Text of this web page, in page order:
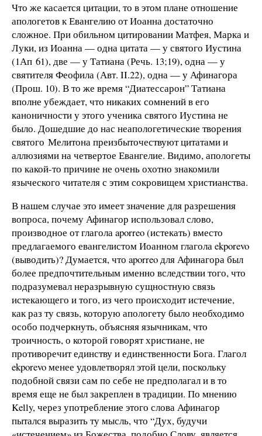
Что же касается цитации, то в этом плане отношение
апологетов к Евангелию от Иоанна достаточно
сложное. При обильном цитировании Матфея, Марка и
Луки, из Иоанна — одна цитата — у святого Иустина
(1Ап 61), две — у Татиана (Речь. 13;19), одна — у
святителя Феофила (Авт. II.22), одна — у Афинагора
(Прош. 10). В то же время “Диатессарон” Татиана
вполне убеждает, что никаких сомнений в его
каноничности у этого ученика святого Иустина не
было. Дошедшие до нас неапологетические творения
святого Мелитона преизбыточествуют цитатами и
аллюзиями на четвертое Евангелие. Видимо, апологеты
по какой-то причине не очень охотно знакомили
языческого читателя с этим сокровищем христианства.
В нашем случае это имеет значение для разрешения
вопроса, почему Афинагор использовал слово,
производное от глагола aporreo (истекать) вместо
предлагаемого евангелистом Иоанном глагола ekporevo
(выводить)? Думается, что aporreo для Афинагора был
более предпочтительным именно вследствии того, что
подразумевал неразрывную сущностную связь
истекающего и того, из чего происходит истечение,
как раз ту связь, которую апологету было необходимо
особо подчеркнуть, объясняя язычникам, что
троичность, о которой говорят христиане, не
противоречит единству и единственности Бога. Глагол
ekporevo менее удовлетворял этой цели, поскольку
подобной связи сам по себе не предполагал и в то
время еще не был закреплен в традиции. По мнению
Kelly, через употребление этого слова Афинагор
пытался выразить ту мысль, что “Дух, будучи